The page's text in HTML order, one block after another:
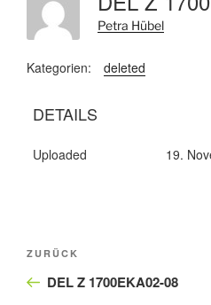
Petra Hübel
Kategorien: deleted
DETAILS
Uploaded 19.
Beitragsnavigation
Vorheriger
Beitrag
ZURÜCK
DEL Z 1700EKA02-08